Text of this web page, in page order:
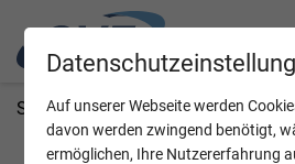
Sie befinden sich hier OVE
Seminare
Auf unserer Webseite werden
davon werden zwingend benötigt,
ermöglichen, Ihre Nutzererfahrung